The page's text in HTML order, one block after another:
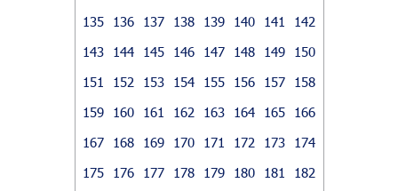
135
136 137 138 139 140 141
142
143
144 145 146 147 148 149
150
151
152 153 154 155 156 157
158
159
160 161 162 163 164 165
166
167
168 169 170 171 172 173
174
175
176 177 178 179 180 181
182